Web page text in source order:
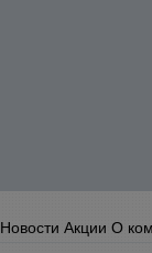
Новости Акции О